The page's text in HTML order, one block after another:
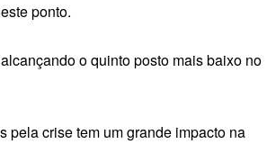
ponto.
o quinto posto mais baixo no
pela crise tem um grande impacto na